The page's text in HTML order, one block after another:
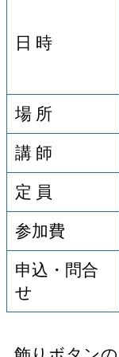
日 時
場 所
講 師
定 員
参加費
申込・問合
せ